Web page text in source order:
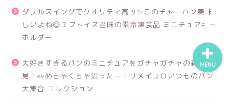
ダブルスイングでクオリティ高ッ✨このチャーハン美味
しいよね😋エフトイズ🥟味の素冷凍食品 ミニチュアキー
ホルダー
大好きすぎるパンのミニチュアをガチャガチャの森で発
見！👀めちゃくちゃ沼ったー！リメイユ🍞いつものパン
大集合 コレクション
MENU